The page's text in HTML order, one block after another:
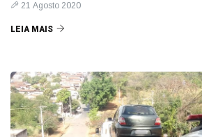
21 Agosto 2020
LEIA MAIS